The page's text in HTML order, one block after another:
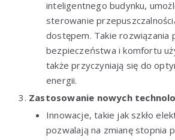
inteligentnego budynku,
sterowanie
dostępem. Takie rozwiązania
bezpieczeństwa i komfortu
także przyczyniają się do
energii.
Zastosowanie nowych
Innowacje, takie jak szkło
pozwalają na zmianę stopnia